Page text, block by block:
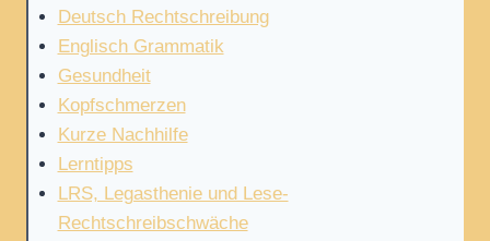
Deutsch Rechtschreibung
Englisch Grammatik
Gesundheit
Kopfschmerzen
Kurze Nachhilfe
Lerntipps
LRS, Legasthenie und Lese-
Rechtschreibschwäche